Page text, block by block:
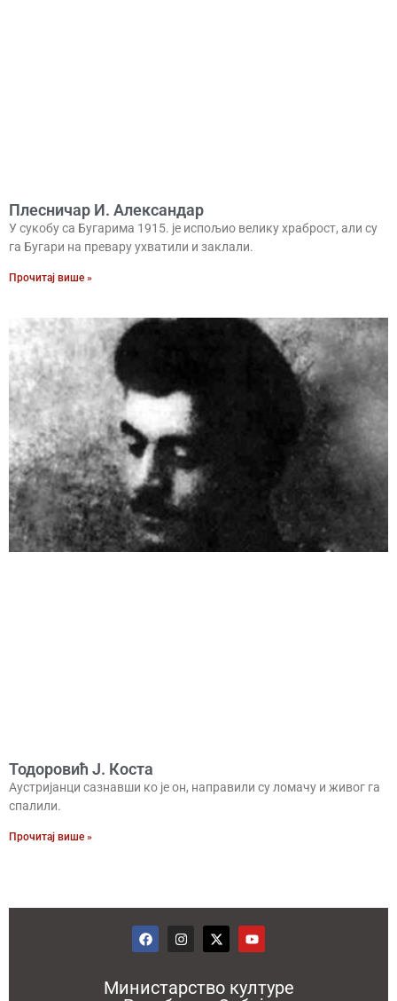
Плесничар И. Александар
У сукобу са Бугарима 1915. је испољио велику храброст, али су
га Бугари на превару ухватили и заклали.
Прочитај више »
Тодоровић Ј. Коста
Аустријанци сазнавши ко је он, направили су ломачу и живог га
спалили.
Прочитај више »
Министарство културе